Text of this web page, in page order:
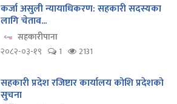
कर्जा असुली न्यायाधिकरण: सहकारी सदस्यका
लागि चेताव...
सहकारीपाना
२०८२-०३-१९
1 2131
सहकारी प्रदेश रजिष्टार कार्यालय कोशि प्रदेशको
सुचना